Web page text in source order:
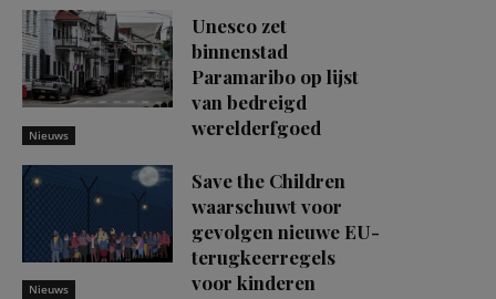
Nieuws
Unesco zet
binnenstad
Paramaribo op lijst
van bedreigd
werelderfgoed
Nieuws
Save the Children
waarschuwt voor
gevolgen nieuwe EU-
terugkeerregels
voor kinderen